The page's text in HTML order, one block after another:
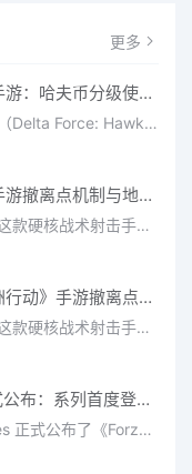
更多
《三角洲行动》手游：哈夫币分级使用策略，玩转不同地图的风险与回报
在《三角洲行动》（Delta Force: Hawk Ops）“烽火地带”模式中，地图被划分为“普通”、“机密”和“绝密”三个
《三角洲行动》手游撤离点机制与地图全攻略深度解析
在《三角洲行动》这款硬核战术射击手游中，撤离是每位干员行动的核心目标。无论你在战场中搜刮了多少高价值物
深度解析《三角洲行动》手游撤离点机制与地图全攻略
在《三角洲行动》这款硬核战术射击手游中，撤离是每位干员行动的核心目标。无论你在战场中搜刮了多少高价值物
《地平线 6》正式公布：系列首度登陆亚洲，日本嘉年华即将启幕
Playground Games 正式公布了《Forza Horizon 6》，这次备受赞誉的地平线嘉年华将首次驶入亚洲，落户日本。玩家